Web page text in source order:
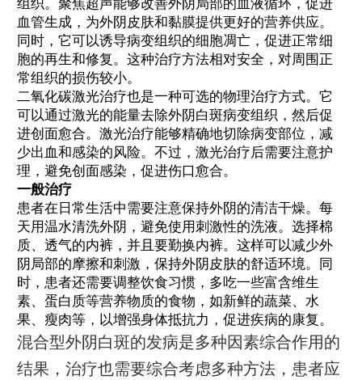
组织。聚焦超声能够改善外阴局部的血液循环，促进
血管生成，为外阴皮肤和黏膜提供更好的营养供应。
同时，它可以诱导病变组织的细胞凋亡，促进正常细
胞的再生和修复。这种治疗方法相对安全，对周围正
常组织的损伤较小。
二氧化碳激光治疗也是一种可选的物理治疗方式。它
可以通过激光的能量去除外阴白斑病变组织，然后促
进创面愈合。激光治疗能够精确地切除病变部位，减
少出血和感染的风险。不过，激光治疗后需要注意护
理，避免创面感染，促进伤口愈合。
一般治疗
患者在日常生活中需要注意保持外阴的清洁干燥。每
天用温水清洗外阴，避免使用刺激性的洗液。选择棉
质、透气的内裤，并且要勤换内裤。这样可以减少外
阴局部的摩擦和刺激，保持外阴皮肤的舒适环境。同
时，患者还需要调整饮食习惯，多吃一些富含维生
素、蛋白质等营养物质的食物，如新鲜的蔬菜、水
果、瘦肉等，以增强身体抵抗力，促进疾病的康复。
混合型外阴白斑的发病是多种因素综合作用的
结果，治疗也需要综合考虑多种方法，患者应